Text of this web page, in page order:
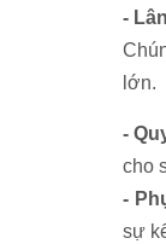
-
lớn.
-
cho
-
sự